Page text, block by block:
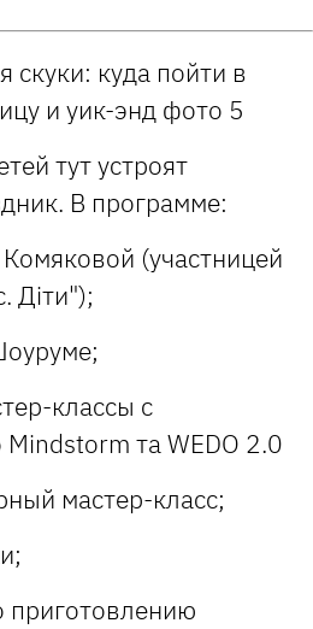
тут устроят
В программе:
(участницей
Діти");
классы с
та WEDO 2.0
мастер-класс;
приготовлению